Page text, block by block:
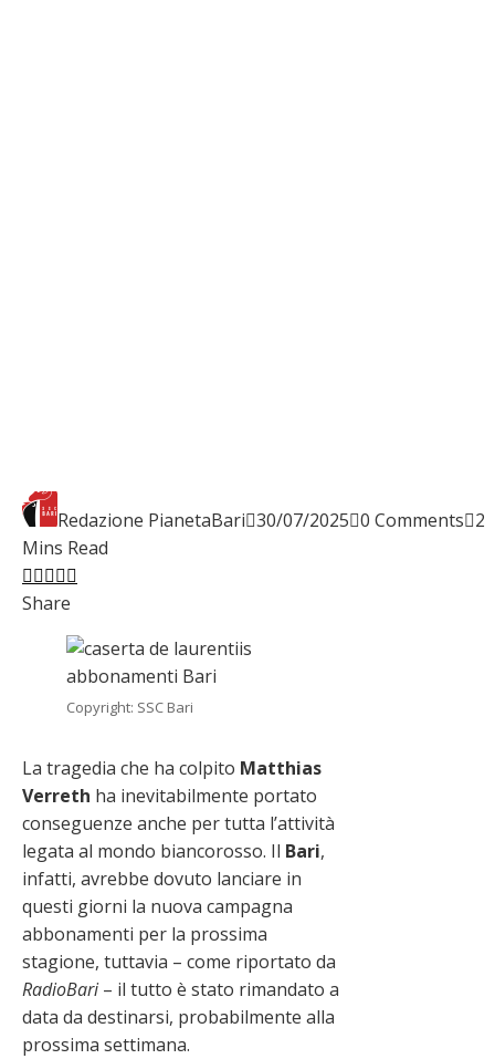
Redazione PianetaBari 30/07/2025 0 Comments 2
Mins Read
Facebook
Twitter
LinkedIn
Pinterest
Stumbleupon
Share
Copyright: SSC Bari
La tragedia che ha colpito Matthias
Verreth ha inevitabilmente portato
conseguenze anche per tutta l’attività
legata al mondo biancorosso. Il Bari,
infatti, avrebbe dovuto lanciare in
questi giorni la nuova campagna
abbonamenti per la prossima
stagione, tuttavia – come riportato da
RadioBari– il tutto è stato rimandato a
data da destinarsi, probabilmente alla
prossima settimana.